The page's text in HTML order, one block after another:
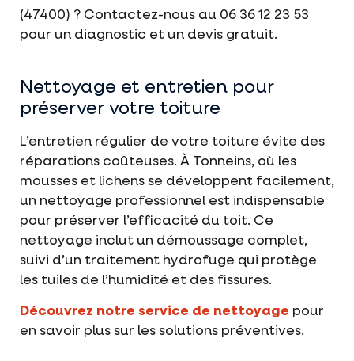
(47400) ? Contactez-nous au 06 36 12 23 53
pour un diagnostic et un devis gratuit.
Nettoyage et entretien pour
préserver votre toiture
L’entretien régulier de votre toiture évite des
réparations coûteuses. À Tonneins, où les
mousses et lichens se développent facilement,
un nettoyage professionnel est indispensable
pour préserver l’efficacité du toit. Ce
nettoyage inclut un démoussage complet,
suivi d’un traitement hydrofuge qui protège
les tuiles de l’humidité et des fissures.
Découvrez notre service de nettoyage pour
en savoir plus sur les solutions préventives.